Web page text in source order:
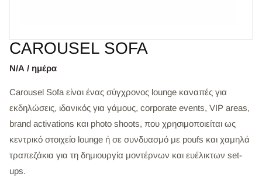
CAROUSEL SOFA
Ν/Α / ημέρα
Carousel Sofa είναι ένας σύγχρονος lounge καναπές για
εκδηλώσεις, ιδανικός για γάμους, corporate events, VIP areas,
brand activations και photo shoots, που χρησιμοποιείται ως
κεντρικό στοιχείο lounge ή σε συνδυασμό με poufs και χαμηλά
τραπεζάκια για τη δημιουργία μοντέρνων και ευέλικτων set-
ups.